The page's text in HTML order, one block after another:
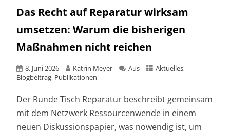
Das Recht auf Reparatur wirksam
umsetzen: Warum die bisherigen
Maßnahmen nicht reichen
8. Juni 2026 Katrin Meyer Aus Aktuelles,
Blogbeitrag, Publikationen
Der Runde Tisch Reparatur beschreibt gemeinsam
mit dem Netzwerk Ressourcenwende in einem
neuen Diskussionspapier, was nowendig ist, um